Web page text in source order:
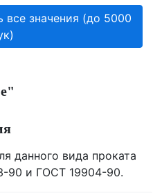
значения (до 5000
данного вида проката
90 и ГОСТ 19904-90.